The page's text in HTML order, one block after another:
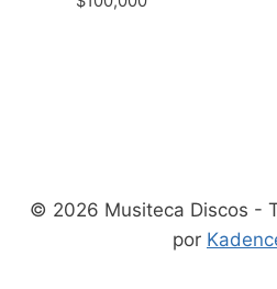
© 2026 Musiteca Discos -
por